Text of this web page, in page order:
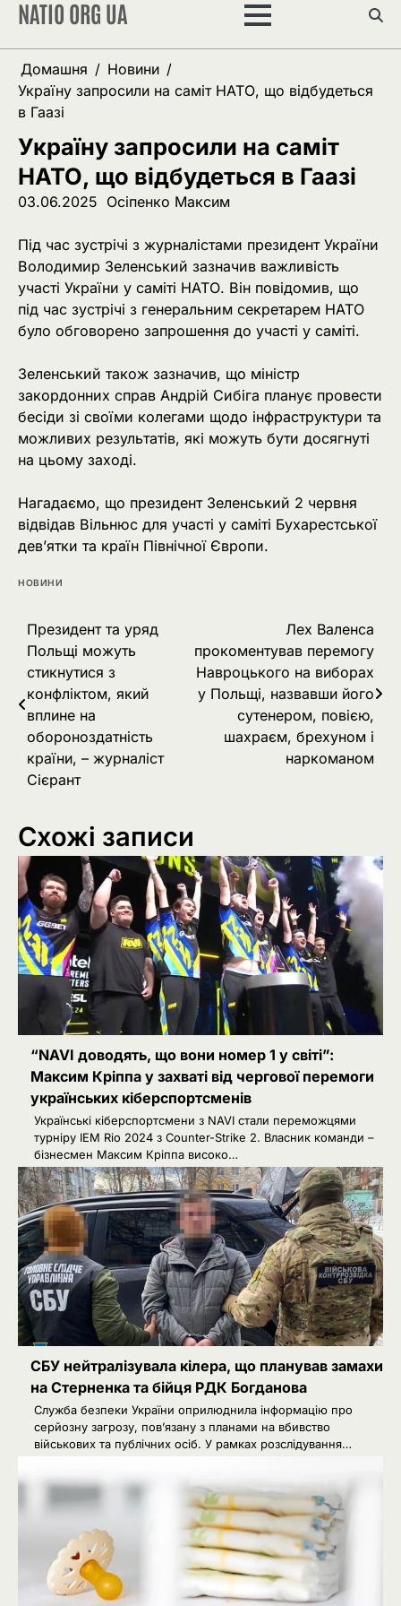
Перейти
вмісту
NATIO ORG UA
Домашня
Новини
Україну запросили на саміт НАТО, що відбудеться
в Гаазі
Україну запросили на саміт
НАТО, що відбудеться в Гаазі
03.06.2025 Осіпенко Максим
Під час зустрічі з журналістами президент України
Володимир Зеленський зазначив важливість
участі України у саміті НАТО. Він повідомив, що
під час зустрічі з генеральним секретарем НАТО
було обговорено запрошення до участі у саміті.
Зеленський також зазначив, що міністр
закордонних справ Андрій Сибіга планує провести
бесіди зі своїми колегами щодо інфраструктури та
можливих результатів, які можуть бути досягнуті
на цьому заході.
Нагадаємо, що президент Зеленський 2 червня
відвідав Вільнюс для участі у саміті Бухарестської
дев’ятки та країн Північної Європи.
НОВИНИ
Навігація
записів
Президент та уряд
Польщі можуть
стикнутися з
конфліктом, який
вплине на
обороноздатність
країни, – журналіст
Сієрант
Лех Валенса
прокоментував перемогу
Навроцького на виборах
у Польщі, назвавши його
сутенером, повією,
шахраєм, брехуном і
наркоманом
Схожі записи
“NAVI доводять, що вони номер 1 у світі”:
Максим Кріппа у захваті від чергової перемоги
українських кіберспортсменів
Українські кіберспортсмени з NAVI стали переможцями
турніру IEM Rio 2024 з Counter-Strike 2. Власник команди –
бізнесмен Максим Кріппа високо…
СБУ нейтралізувала кілера, що планував замахи
на Стерненка та бійця РДК Богданова
Служба безпеки України оприлюднила інформацію про
серйозну загрозу, пов’язану з планами на вбивство
військових та публічних осіб. У рамках розслідування…
санкцій проти Росії: що буде далі
Ivanov Ponomarenko
Київська нерухомість після 2025
року: які проєкти формують новий
вигляд столиці
Ivanov Ponomarenko